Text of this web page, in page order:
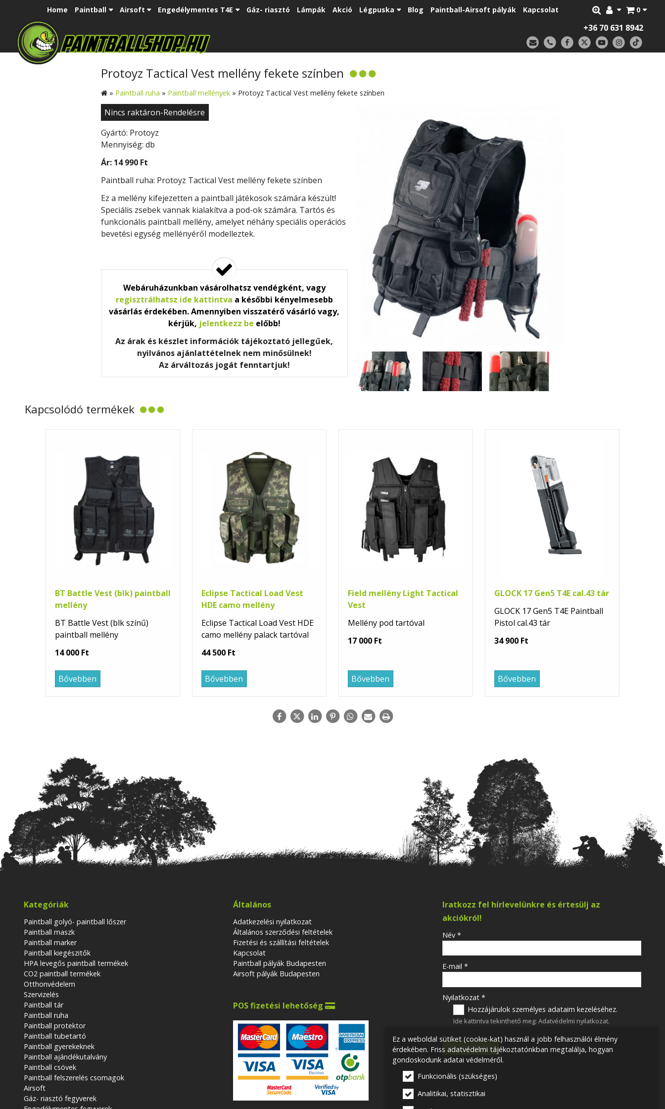
0
Home Paintball Airsoft Engedélymentes T4E Gáz- riasztó Lámpák Akció Légpuska Blog Paintball-Airsoft pályák Kapcsolat
+36 70 631 8942
Protoyz Tactical Vest mellény fekete színben
» Paintball ruha » Paintball mellények » Protoyz Tactical Vest mellény fekete színben
Nincs raktáron-Rendelésre
Gyártó: Protoyz
Mennyiség: db
Ár: 14 990 Ft
Paintball ruha: Protoyz Tactical Vest mellény fekete színben
Ez a mellény kifejezetten a paintball játékosok számára készült!
Speciális zsebek vannak kialakítva a pod-ok számára. Tartós és
funkcionális paintball mellény, amelyet néhány speciális operációs
bevetési egység mellényéről modelleztek.
Webáruházunkban vásárolhatsz vendégként, vagy
regisztrálhatsz ide kattintva a későbbi kényelmesebb
vásárlás érdekében. Amennyiben visszatérő vásárló vagy,
kérjük, jelentkezz be előbb!
Az árak és készlet információk tájékoztató jellegűek,
nyilvános ajánlattételnek nem minősülnek!
Az árváltozás jogát fenntartjuk!
Kapcsolódó termékek
BT Battle Vest (blk) paintball
mellény
BT Battle Vest (blk színű)
paintball mellény
14 000 Ft
Bővebben
Eclipse Tactical Load Vest
HDE camo mellény
Eclipse Tactical Load Vest HDE
camo mellény palack tartóval
44 500 Ft
Bővebben
Field mellény Light Tactical
Vest
Mellény pod tartóval
17 000 Ft
Bővebben
GLOCK 17 Gen5 T4E cal.43 tár
GLOCK 17 Gen5 T4E Paintball
Pistol cal.43 tár
34 900 Ft
Bővebben
Kategóriák
Paintball golyó- paintball lőszer
Paintball maszk
Paintball marker
Paintball kiegészitők
HPA levegős paintball termékek
CO2 paintball termékek
Otthonvédelem
Szervizelés
Paintball tár
Paintball ruha
Paintball protektor
Paintball tubetartó
Paintball gyerekeknek
Paintball ajándékutalvány
Paintball csövek
Paintball felszerelés csomagok
Airsoft
Gáz- riasztó fegyverek
Általános
Adatkezelési nyilatkozat
Általános szerződési feltételek
Fizetési és szállítási feltételek
Kapcsolat
Paintball pályák Budapesten
Airsoft pályák Budapesten
POS fizetési lehetőség
Iratkozz fel hírlevelünkre és értesülj az
akciókról!
-
-
-
-
-
Név*
E-mail*
Nyilatkozat*
Hozzájárulok személyes adataim kezeléséhez.
Ide kattintva tekinthető meg: Adatvédelmi nyilatkozat.
Feliratkozás
Ez a weboldal sütiket (cookie-kat) használ a jobb felhasználói élmény
érdekében. Friss adatvédelmi tájékoztatónkban megtalálja, hogyan
gondoskodunk adatai védelméről.
Funkcionális (szükséges)
Analitikai, statisztikai